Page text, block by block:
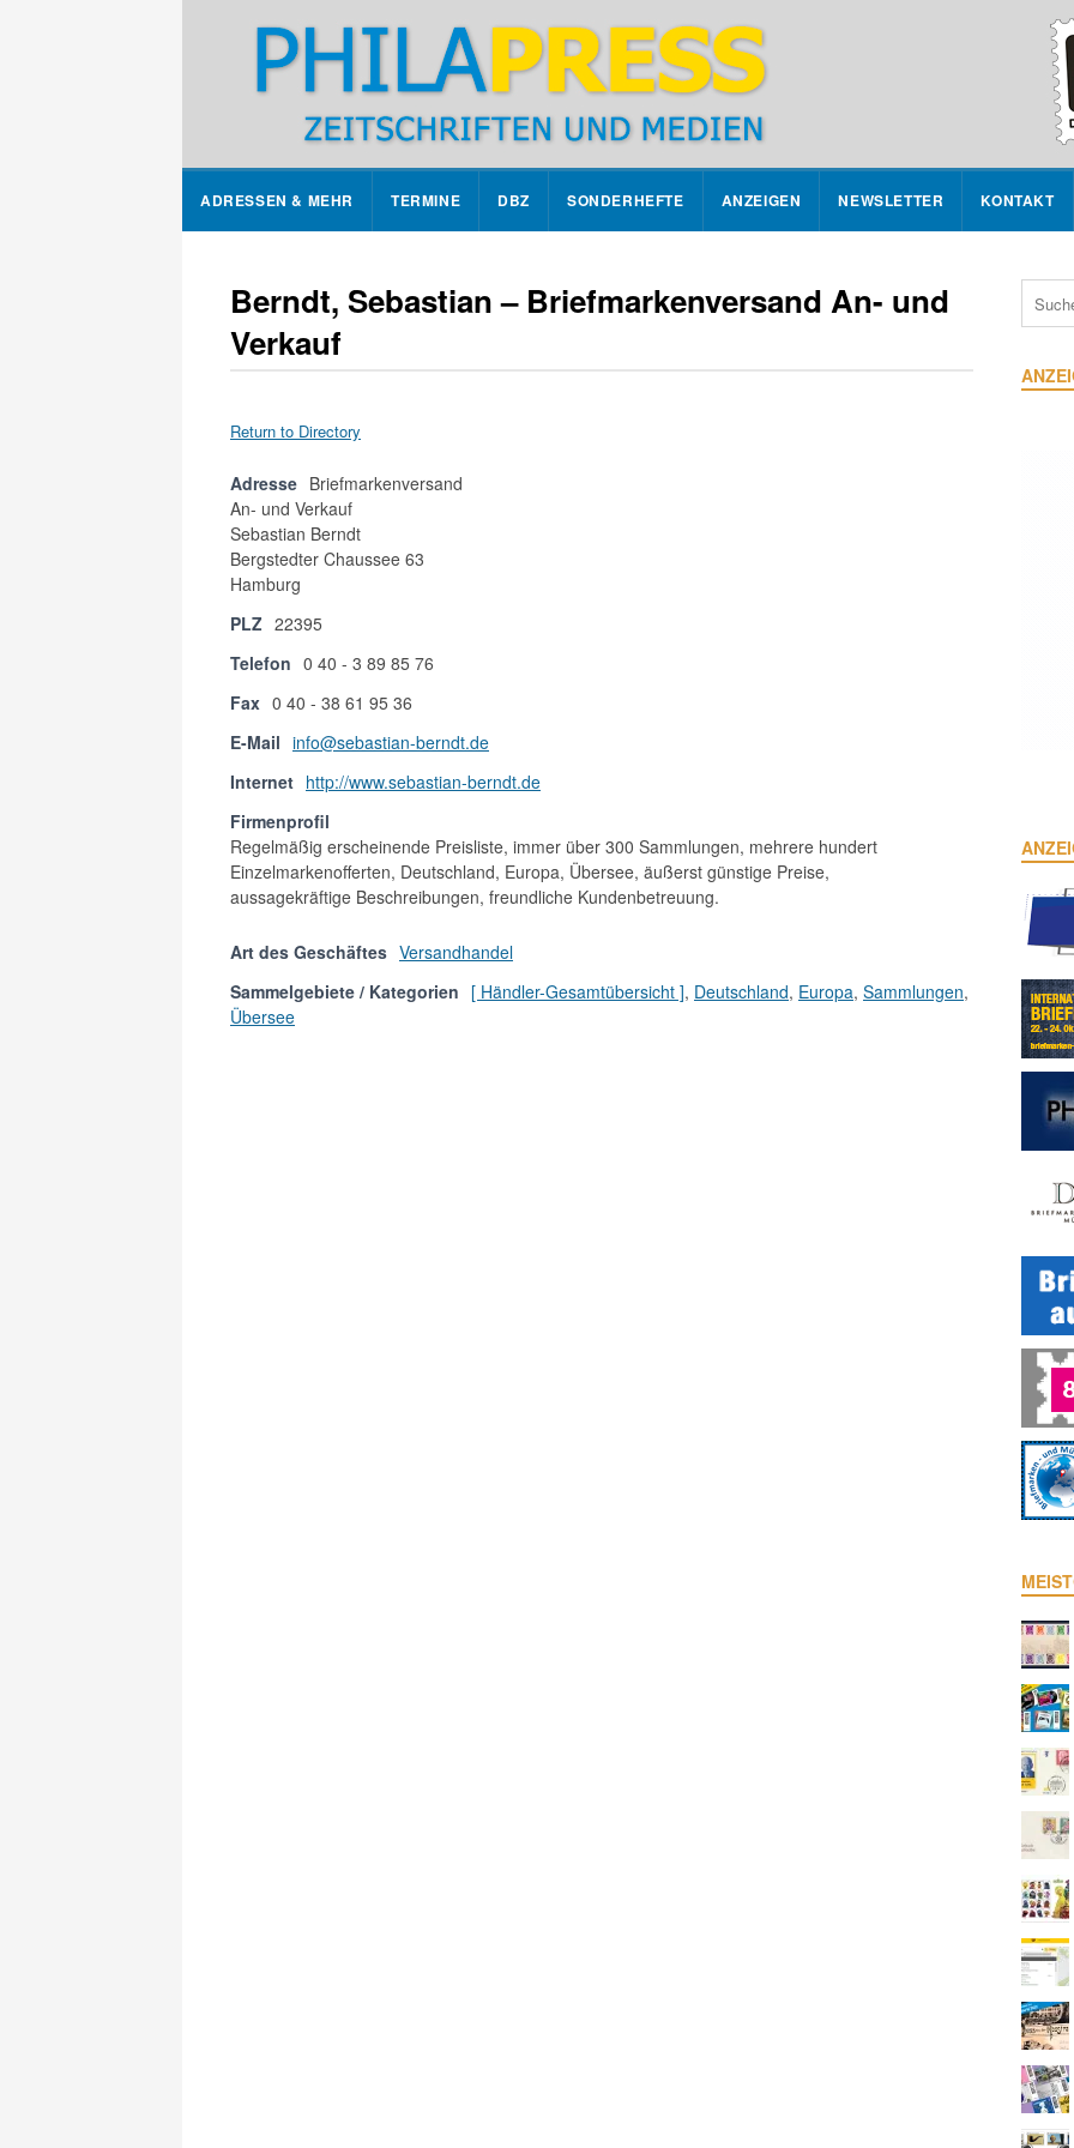
ADRESSEN & MEHR TERMINE DBZ SONDERHEFTE ANZEIGEN NEWSLETTER KONTAKT
Berndt, Sebastian – Briefmarkenversand An- und
Verkauf
Return to Directory
Adresse Briefmarkenversand
An- und Verkauf
Sebastian Berndt
Bergstedter Chaussee 63
Hamburg
PLZ 22395
Telefon 0 40 - 3 89 85 76
Fax 0 40 - 38 61 95 36
E-Mail info@sebastian-berndt.de
Internet http://www.sebastian-berndt.de
Firmenprofil
Regelmäßig erscheinende Preisliste, immer über 300 Sammlungen, mehrere hundert
Einzelmarkenofferten, Deutschland, Europa, Übersee, äußerst günstige Preise,
aussagekräftige Beschreibungen, freundliche Kundenbetreuung.
Art des Geschäftes Versandhandel
Sammelgebiete / Kategorien [ Händler-Gesamtübersicht ], Deutschland, Europa, Sammlungen,
Übersee